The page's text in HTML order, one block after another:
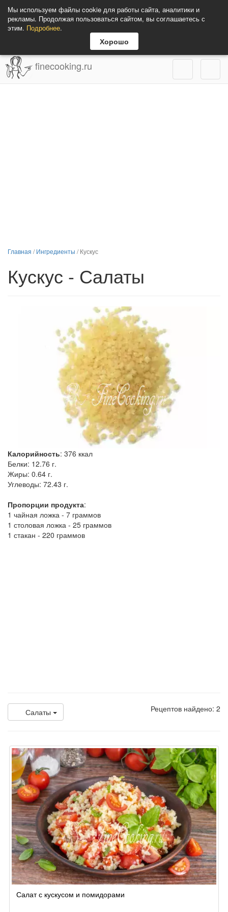
Мы используем файлы cookie для работы сайта, аналитики и
рекламы. Продолжая пользоваться сайтом, вы соглашаетесь с
этим. Подробнее.
Хорошо
finecooking.ru
Главная /Ингредиенты /Кускус
Кускус - Салаты
Калорийность: 376 ккал
Белки: 12.76 г.
Жиры: 0.64 г.
Углеводы: 72.43 г.
Пропорции продукта:
1 чайная ложка - 7 граммов
1 столовая ложка - 25 граммов
1 стакан - 220 граммов
Салаты Рецептов найдено: 2
Салат с кускусом и помидорами